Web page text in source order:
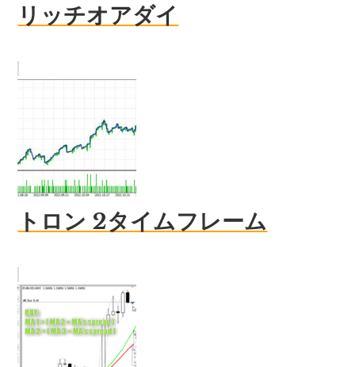
リッチオアダイ
トロン 2タイムフレーム